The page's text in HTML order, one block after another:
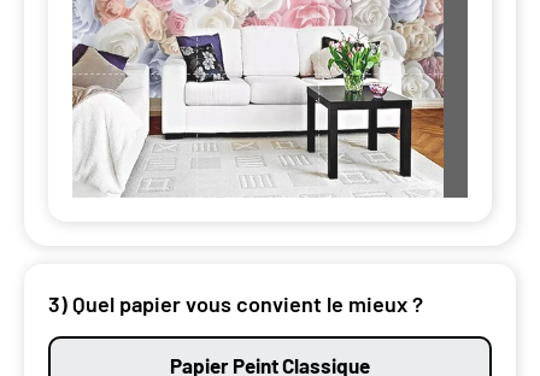
3) Quel papier vous convient le mieux ?
Papier Peint Classique